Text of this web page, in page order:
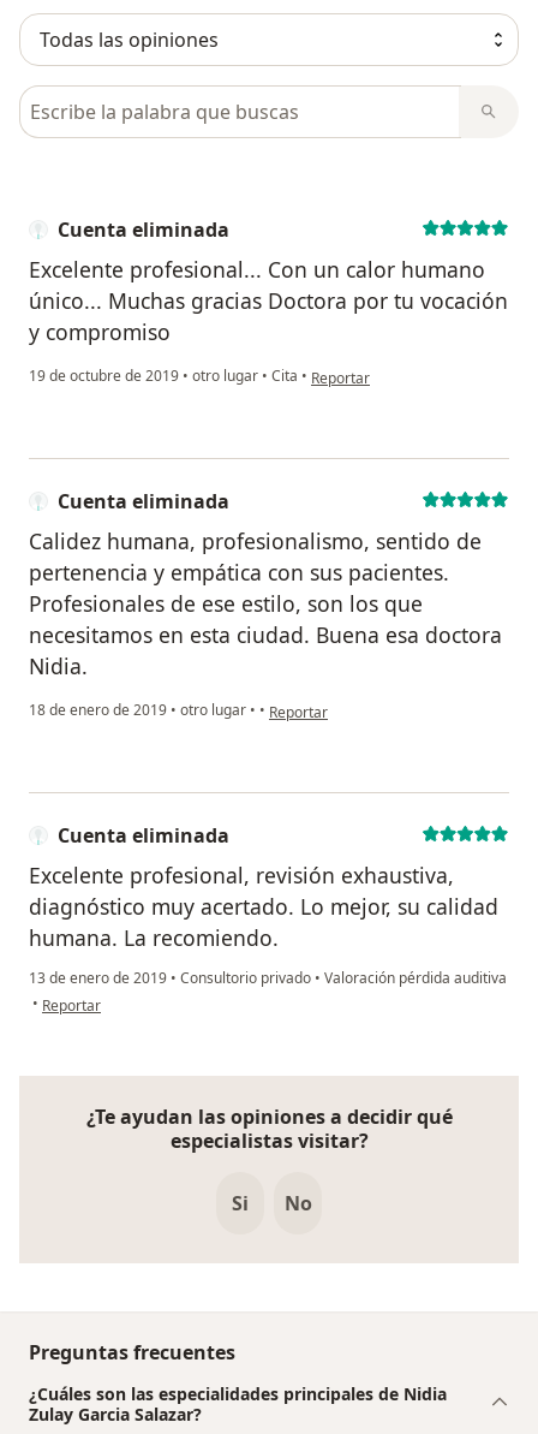
Busca en opiniones
Cuenta eliminada
Excelente profesional... Con un calor humano
único... Muchas gracias Doctora por tu vocación
y compromiso
19 de octubre de 2019 • otro lugar • Cita • en opinión del usuario Cuenta
Reportar
Cuenta eliminada
Calidez humana, profesionalismo, sentido de
pertenencia y empática con sus pacientes.
Profesionales de ese estilo, son los que
necesitamos en esta ciudad. Buena esa doctora
Nidia.
18 de enero de 2019 • otro lugar • • en opinión del usuario Cuenta eliminada
Reportar
Cuenta eliminada
Excelente profesional, revisión exhaustiva,
diagnóstico muy acertado. Lo mejor, su calidad
humana. La recomiendo.
13 de enero de 2019 • Consultorio privado • Valoración pérdida auditiva
• en opinión del usuario Cuenta eliminada
Reportar
¿Te ayudan las opiniones a decidir qué
especialistas visitar?
Si No
Preguntas frecuentes
¿Cuáles son las especialidades principales de Nidia
Zulay Garcia Salazar?